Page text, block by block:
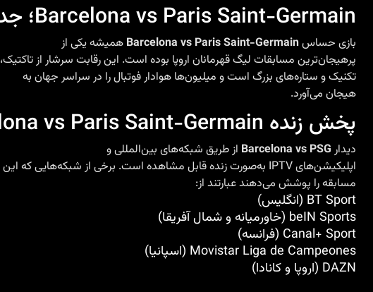
Barcelona vs Paris Saint-Germain؛ جدال تماشایی در لیگ قهرمانان اروپا
بازی حساسBarcelona vs Paris Saint-Germain همیشه یکی از
پرهیجان‌ترین مسابقات لیگ قهرمانان اروپا بوده است. این رقابت سرشار از تاکتیک،
تکنیک و ستاره‌های بزرگ است و میلیون‌ها هوادار فوتبال را در سراسر جهان به
هیجان می‌آورد.
پخش زنده Barcelona vs Paris Saint-Germain از طریق IPTV
دیدار Barcelona vs PSG از طریق شبکه‌های بین‌المللی و
اپلیکیشن‌های IPTV به‌صورت زنده قابل مشاهده است. برخی از شبکه‌هایی که این
مسابقه را پوشش می‌دهند عبارتند از:
BT Sport (انگلیس)
beIN Sports (خاورمیانه و شمال آفریقا)
Canal+ Sport (فرانسه)
Movistar Liga de Campeones (اسپانیا)
DAZN (اروپا و کانادا)